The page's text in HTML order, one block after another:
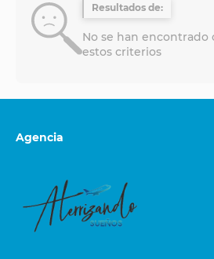
Resultados de:
No se han encontrado
estos criterios
Agencia